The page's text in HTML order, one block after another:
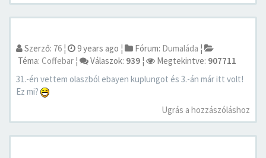
Szerző: 76 ¦ 9 years ago ¦ Fórum: Dumaláda ¦
Téma: Coffebar ¦ Válaszok: 939 ¦ Megtekintve: 907711
31.-én vettem olaszból ebayen kuplungot és 3.-án már itt volt!
Ez mi?
Ugrás a hozzászóláshoz